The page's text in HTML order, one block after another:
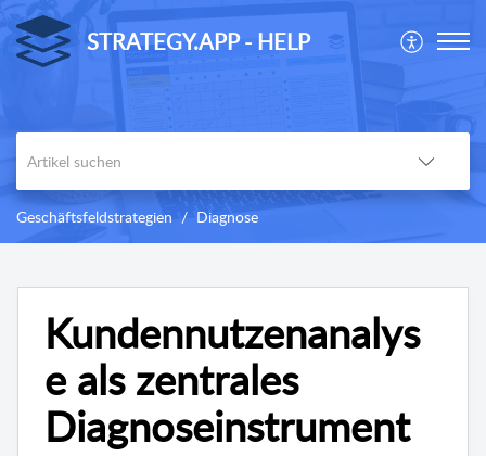
STRATEGY.APP - HELP
Geschäftsfeldstrategien Diagnose
Kundennutzenanalys
e als zentrales
Diagnoseinstrument